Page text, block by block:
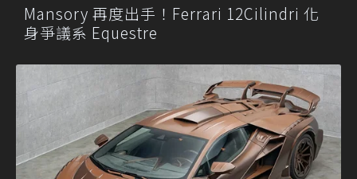
Mansory 再度出手！Ferrari 12Cilindri 化
身爭議系 Equestre